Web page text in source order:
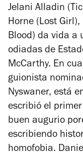
Jelani Alladin (
Horne (Lost Girl),
Blood) da vida a
odiadas de
McCarthy. En
guionista
Nyswaner, está
escribió el
buen augurio
escribiendo
homofobia.